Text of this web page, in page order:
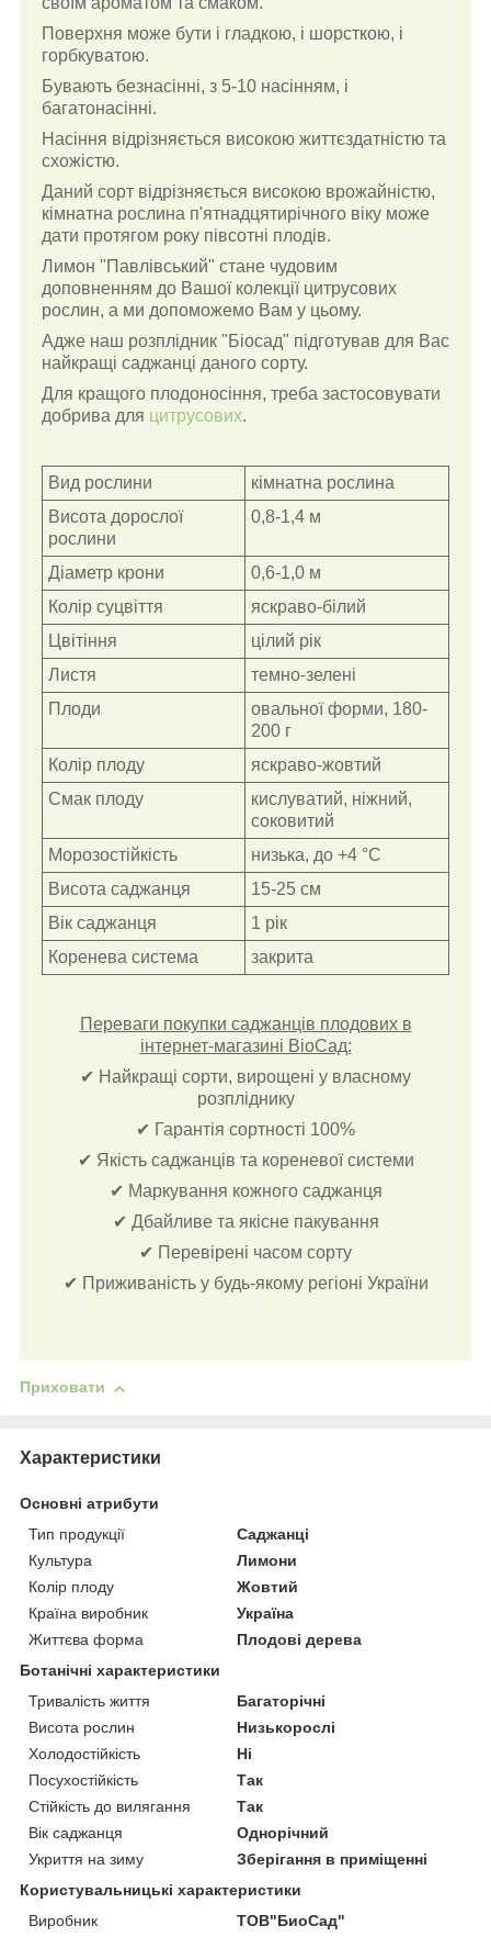
Поверхня може бути і гладкою, і шорсткою, і
горбкуватою.
Бувають безнасінні, з 5-10 насінням, і
багатонасінні.
Насіння відрізняється високою життєздатністю та
схожістю.
Даний сорт відрізняється високою врожайністю,
кімнатна рослина п'ятнадцятирічного віку може
дати протягом року півсотні плодів.
Лимон "Павлівський" стане чудовим
доповненням до Вашої колекції цитрусових
рослин, а ми допоможемо Вам у цьому.
Адже наш розплідник "Біосад" підготував для Вас
найкращі саджанці даного сорту.
Для кращого плодоносіння, треба застосовувати
добрива для цитрусових.
Вид рослини
кімнатна рослина
Висота дорослої
рослини
0,8-1,4 м
Діаметр крони
0,6-1,0 м
Колір суцвіття
яскраво-білий
Цвітіння
цілий рік
Листя
темно-зелені
Плоди
овальної форми, 180-
200 г
Колір плоду
яскраво-жовтий
Смак плоду
кислуватий, ніжний,
соковитий
Морозостійкість
низька, до +4 °С
Висота саджанця
15-25 см
Вік саджанця
1 рік
Коренева система
закрита
Переваги покупки саджанців плодових в
інтернет-магазині BioСад:
✔ Найкращі сорти, вирощені у власному
розпліднику
✔ Гарантія сортності 100%
✔ Якість саджанців та кореневої системи
✔ Маркування кожного саджанця
✔ Дбайливе та якісне пакування
✔ Перевірені часом сорту
✔ Приживаність у будь-якому регіоні України
Приховати
Характеристики
Основні атрибути
Тип продукції
Саджанці
Культура
Лимони
Колір плоду
Жовтий
Країна виробник
Україна
Життєва форма
Плодові дерева
Ботанічні характеристики
Тривалість життя
Багаторічні
Висота рослин
Низькорослі
Холодостійкість
Ні
Посухостійкість
Так
Стійкість до вилягання
Так
Вік саджанця
Однорічний
Укриття на зиму
Зберігання в приміщенні
Користувальницькі характеристики
Виробник
ТОВ"БиоСад"